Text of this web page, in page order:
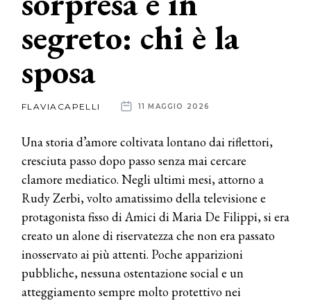
News
dalle
aziende
segreto: chi è la
sposa
FLAVIACAPELLI 11 MAGGIO 2026
Una storia d’amore coltivata lontano dai riflettori,
cresciuta passo dopo passo senza mai cercare
clamore mediatico. Negli ultimi mesi, attorno a
Rudy Zerbi, volto amatissimo della televisione e
protagonista fisso di Amici di Maria De Filippi, si era
creato un alone di riservatezza che non era passato
inosservato ai più attenti. Poche apparizioni
pubbliche, nessuna ostentazione social e un
atteggiamento sempre molto protettivo nei